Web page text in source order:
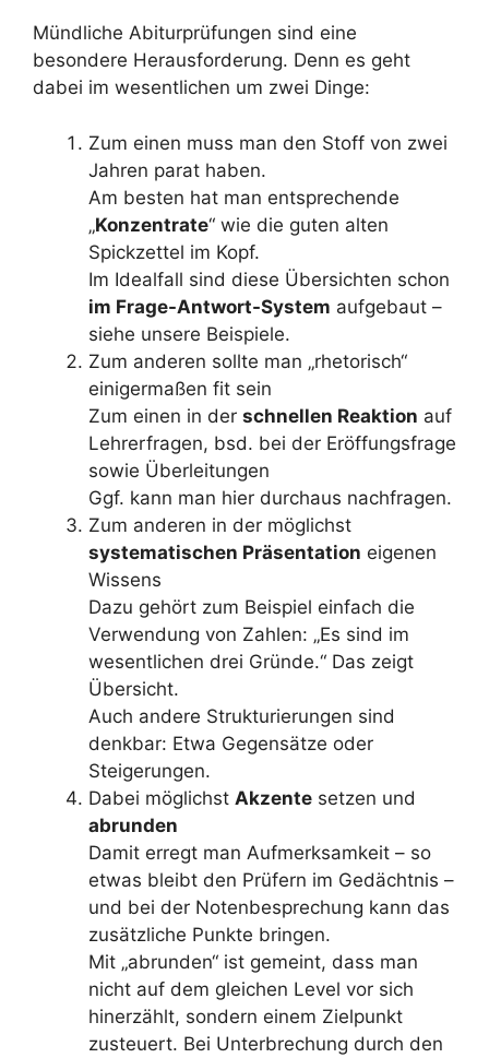
Mündliche Abiturprüfungen sind eine
besondere Herausforderung. Denn es geht
dabei im wesentlichen um zwei Dinge:
Zum einen muss man den Stoff von zwei
Jahren parat haben.
Am besten hat man entsprechende
„Konzentrate“ wie die guten alten
Spickzettel im Kopf.
Im Idealfall sind diese Übersichten schon
im Frage-Antwort-System aufgebaut –
siehe unsere Beispiele.
Zum anderen sollte man „rhetorisch“
einigermaßen fit sein
Zum einen in der schnellen Reaktion auf
Lehrerfragen, bsd. bei der Eröffungsfrage
sowie Überleitungen
Ggf. kann man hier durchaus nachfragen.
Zum anderen in der möglichst
systematischen Präsentation eigenen
Wissens
Dazu gehört zum Beispiel einfach die
Verwendung von Zahlen: „Es sind im
wesentlichen drei Gründe.“ Das zeigt
Übersicht.
Auch andere Strukturierungen sind
denkbar: Etwa Gegensätze oder
Steigerungen.
Dabei möglichst Akzente setzen und
abrunden
Damit erregt man Aufmerksamkeit – so
etwas bleibt den Prüfern im Gedächtnis –
und bei der Notenbesprechung kann das
zusätzliche Punkte bringen.
Mit „abrunden“ ist gemeint, dass man
nicht auf dem gleichen Level vor sich
hinerzählt, sondern einem Zielpunkt
zusteuert. Bei Unterbrechung durch den